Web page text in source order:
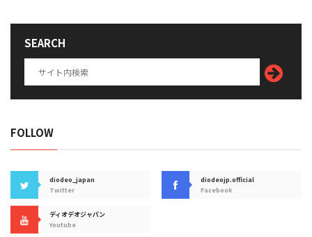
SEARCH
FOLLOW
diodeo_japan
Twitter
diodeojp.official
Facebook
ディオデオジャパン
Youtube